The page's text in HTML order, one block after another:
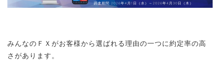
調査期間:2026年4月1日（水）～2026年4月30日（木）
みんなのＦＸがお客様から選ばれる理由の一つに約定率の高
さがあります。